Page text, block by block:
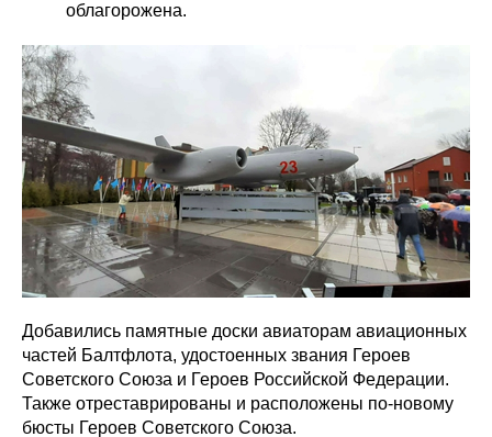
облагорожена.
Добавились памятные доски авиаторам авиационных
частей Балтфлота, удостоенных звания Героев
Советского Союза и Героев Российской Федерации.
Также отреставрированы и расположены по-новому
бюсты Героев Советского Союза.